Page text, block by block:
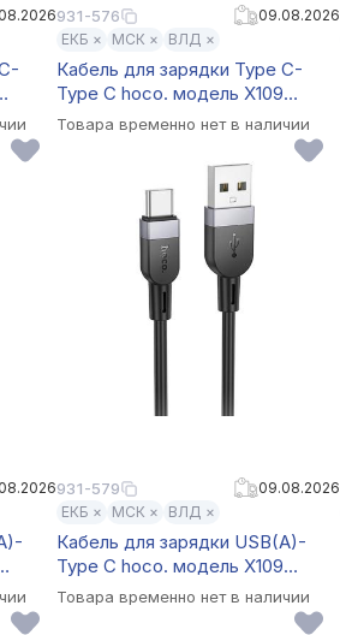
931-576
09.08.2026
ЕКБ ×
МСК × ВЛД ×
Кабель для зарядки Type C-
Type C hoco. модель X109
Energy, 60Вт, 3 м, силикон,
Товара временно нет в наличии
931-579
09.08.2026
ЕКБ ×
МСК × ВЛД ×
Кабель для зарядки USB(A)-
Type C hoco. модель X109
Energy, 3 м, силикон, черный
Товара временно нет в наличии